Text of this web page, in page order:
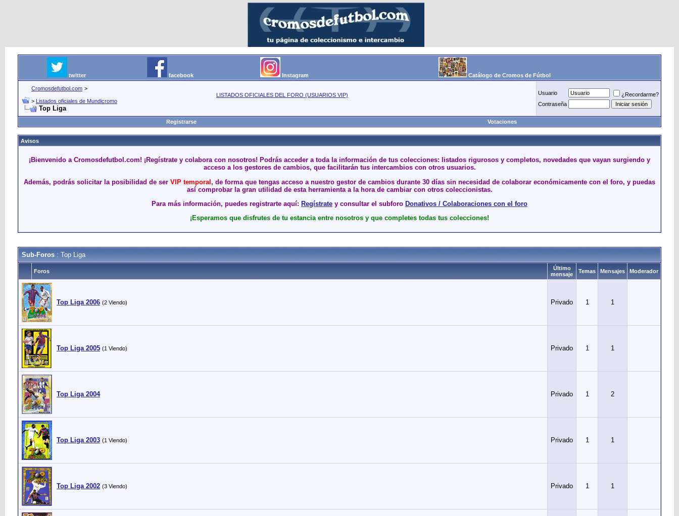
twitter facebook Instagram Catálogo de Cromos de Fútbol
Cromosdefutbol.com >
LISTADOS OFICIALES DEL FORO (USUARIOS VIP)
> Listados oficiales de Mundicromo
Top Liga
Usuario
¿Recordarme?
Contraseña
Registrarse Votaciones
Avisos
¡Bienvenido a Cromosdefutbol.com! ¡Regístrate y colabora con nosotros! Podrás acceder a toda la información de tus colecciones: listados rigurosos y completos, novedades que vayan surgiendo y
acceso a los gestores de cambios, que facilitarán tus intercambios con otros usuarios.
Además, podrás solicitar la posibilidad de ser VIP temporal, de forma que tengas acceso a nuestro gestor de cambios durante 30 días sin necesidad de colaborar económicamente con el foro, y puedas
así comprobar la gran utilidad de esta herramienta a la hora de cambiar con otros coleccionistas.
Para más información, puedes registrarte aquí: Regístrate y consultar el subforo Donativos / Colaboraciones con el foro
¡Esperamos que disfrutes de tu estancia entre nosotros y que completes todas tus colecciones!
Sub-Foros : Top Liga
Foros
Último
mensaje
Temas Mensajes Moderador
Top Liga 2006 (2 Viendo) Privado 1 1
Top Liga 2005 (1 Viendo) Privado 1 1
Top Liga 2004 Privado 1 2
Top Liga 2003 (1 Viendo) Privado 1 1
Top Liga 2002 (3 Viendo) Privado 1 1